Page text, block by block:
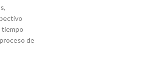
tiempo
de